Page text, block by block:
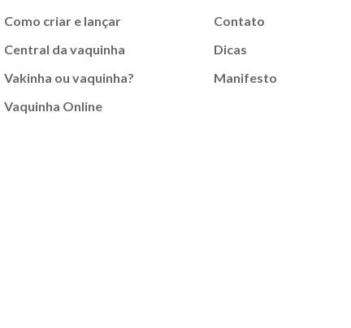
Como criar e lançar
Central da vaquinha
Vakinha ou vaquinha?
Vaquinha Online
Contato
Dicas
Manifesto